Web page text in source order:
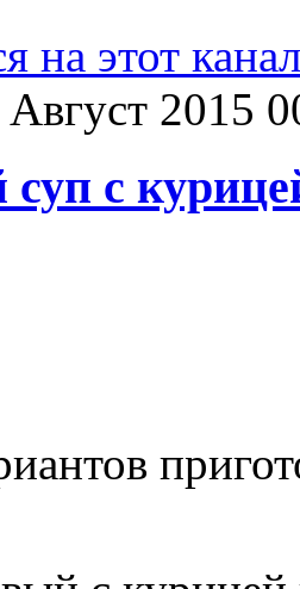
на этот
Август 2015
с